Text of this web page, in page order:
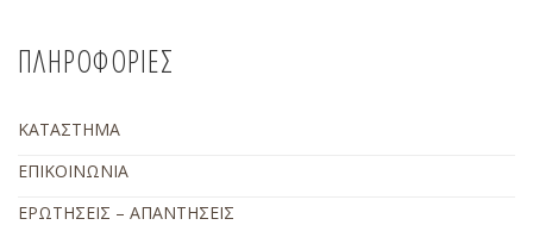
ΠΛΗΡΟΦΟΡΙΕΣ
ΚΑΤΑΣΤΗΜΑ
ΕΠΙΚΟΙΝΩΝΙΑ
ΕΡΩΤΗΣΕΙΣ – ΑΠΑΝΤΗΣΕΙΣ